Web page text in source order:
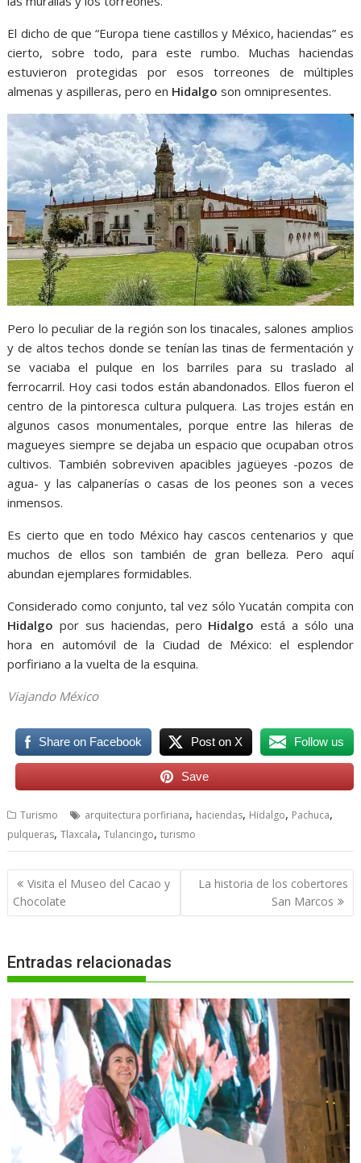
El dicho de que “Europa tiene castillos y México, haciendas” es
cierto, sobre todo, para este rumbo. Muchas haciendas
estuvieron protegidas por esos torreones de múltiples
almenas y aspilleras, pero en Hidalgo son omnipresentes.
Pero lo peculiar de la región son los tinacales, salones amplios
y de altos techos donde se tenían las tinas de fermentación y
se vaciaba el pulque en los barriles para su traslado al
ferrocarril. Hoy casi todos están abandonados. Ellos fueron el
centro de la pintoresca cultura pulquera. Las trojes están en
algunos casos monumentales, porque entre las hileras de
magueyes siempre se dejaba un espacio que ocupaban otros
cultivos. También sobreviven apacibles jagüeyes -pozos de
agua- y las calpanerías o casas de los peones son a veces
inmensos.
Es cierto que en todo México hay cascos centenarios y que
muchos de ellos son también de gran belleza. Pero aquí
abundan ejemplares formidables.
Considerado como conjunto, tal vez sólo Yucatán compita con
Hidalgo por sus haciendas, pero Hidalgo está a sólo una
hora en automóvil de la Ciudad de México: el esplendor
porfiriano a la vuelta de la esquina.
Viajando México
Share on Facebook Post on X Follow us
Save
Turismo arquitectura porfiriana, haciendas, Hidalgo, Pachuca,
pulqueras,Tlaxcala,Tulancingo,turismo
Navegación
de
entradas
Visita el Museo del Cacao y
Chocolate
La historia de los cobertores
San Marcos
Entradas relacionadas